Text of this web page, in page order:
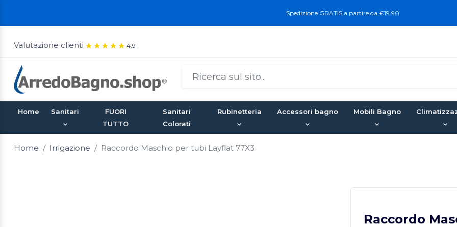
Spedizione GRATIS a partire da €19.90
Valutazione clienti 4,9
Home Sanitari
FUORI
TUTTO
Sanitari
Colorati
Rubinetteria Accessori bagno Mobili Bagno
Home Irrigazione Raccordo Maschio per tubi Layflat 77X3
Raccordo